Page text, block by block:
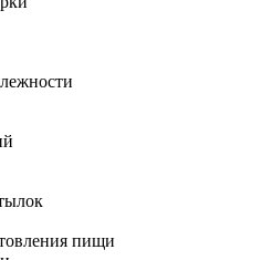
пищи